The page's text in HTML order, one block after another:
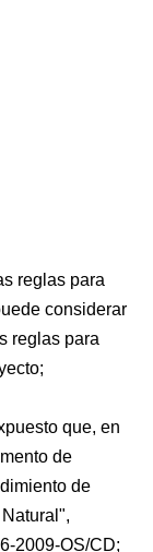
reglas para
considerar
reglas para
que, en
de
de
2009-OS/CD;